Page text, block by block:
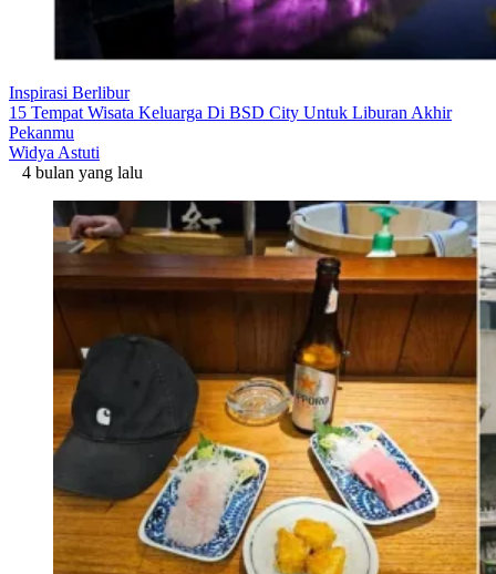
Inspirasi Berlibur
15 Tempat Wisata Keluarga Di BSD City Untuk Liburan Akhir
Pekanmu
Widya Astuti
4 bulan yang lalu